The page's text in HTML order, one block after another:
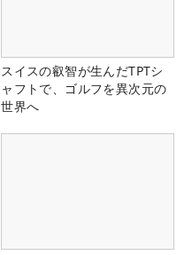
スイスの叡智が生んだTPTシ
ャフトで、ゴルフを異次元の
世界へ